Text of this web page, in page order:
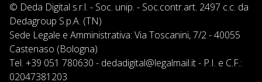
© Deda Digital s.r.l. - Soc. unip. - Soc.contr.art. 2497 c.c. da
Dedagroup S.p.A. (TN)
Sede Legale e Amministrativa: Via Toscanini, 7/2 - 40055
Castenaso (Bologna)
Tel. +39 051 780630 - dedadigital@legalmail.it- P.I. e C.F.:
02047381203